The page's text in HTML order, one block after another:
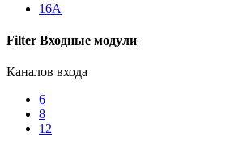
16А
Filter Входные модули
Каналов входа
6
8
12